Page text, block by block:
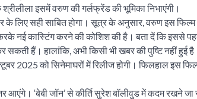
इसमें वरुण की गर्लफ्रेंड की भूमिका निभाएंगी।
के लिए सही साबित होगा। सूत्र के अनुसार, वरुण इस
नई कास्टिंग करने की कोशिश की है। बता दें कि इससे
हैं। हालांकि, अभी किसी भी खबर की पुष्टि नहीं हुई
2025 को सिनेमाघरों में रिलीज होगी। फिलहाल इस
आएंगे। ‘बेबी जॉन’ से कीर्ति सुरेश बॉलीवुड में कदम रखने